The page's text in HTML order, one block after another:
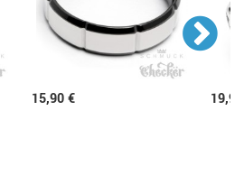
15,90 €